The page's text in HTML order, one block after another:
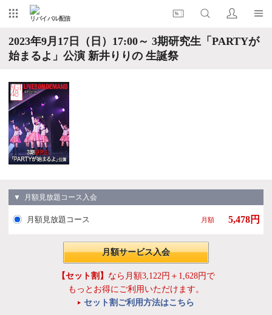
リバイバル配信
2023年9月17日（日）17:00～ 3期研究生「PARTYが
始まるよ」公演 新井りりの 生誕祭
▼ 月額見放題コース入会
月額見放題コース 月額 5,478円
月額サービス入会
【セット割】 なら月額3,122円＋1,628円で
もっとお得にご利用いただけます。
セット割ご利用方法はこちら